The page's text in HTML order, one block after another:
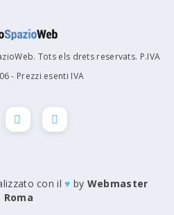
Tots els drets reservats. P.IVA
- Prezzi esenti IVA
con il♥ by Webmaster
Roma